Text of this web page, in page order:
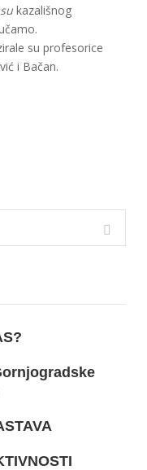
kazališnog
su profesorice
i Bačan.